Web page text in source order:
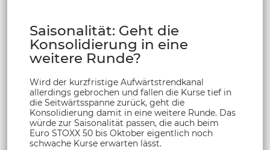
Saisonalität: Geht die
Konsolidierung in eine
weitere Runde?
Wird der kurzfristige Aufwärtstrendkanal
allerdings gebrochen und fallen die Kurse tief in
die Seitwärtsspanne zurück, geht die
Konsolidierung damit in eine weitere Runde. Das
würde zur Saisonalität passen, die auch beim
Euro STOXX 50 bis Oktober eigentlich noch
schwache Kurse erwarten lässt.